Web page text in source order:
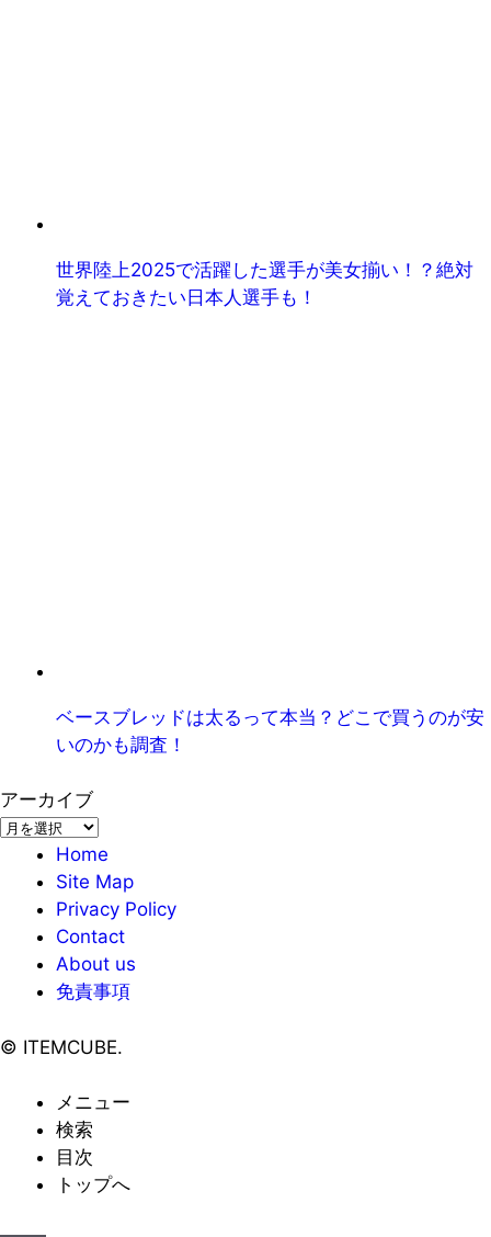
世界陸上2025で活躍した選手が美女揃い！？絶対
覚えておきたい日本人選手も！
ベースブレッドは太るって本当？どこで買うのが安
いのかも調査！
アーカイブ
ア
Home
Site Map
Privacy Policy
Contact
About us
免責事項
© ITEMCUBE.
メニュー
検索
目次
トップへ